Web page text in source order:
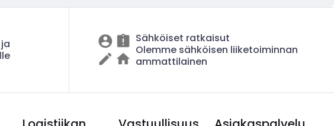
Sähköiset ratkaisut
Olemme sähköisen liiketoiminnan
ammattilainen